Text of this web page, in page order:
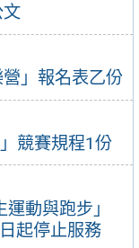
營」報名表乙份
競賽規程1份
動與跑步」
起停止服務